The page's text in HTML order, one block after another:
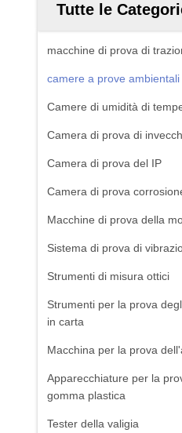
Tutte le
macchine di prova di
camere a prove ambientali
Camere di umidità di
Camera di prova di
Camera di prova del IP
Camera di prova
Macchine di prova della
Sistema di prova di
Strumenti di misura ottici
Strumenti per la prova
in carta
Macchina per la prova
Apparecchiature per la
gomma plastica
Tester della valigia